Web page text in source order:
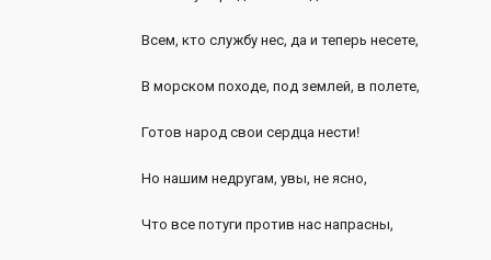
Всем, кто службу нес, да и теперь несете,
В морском походе, под землей, в полете,
Готов народ свои сердца нести!
Но нашим недругам, увы, не ясно,
Что все потуги против нас напрасны,